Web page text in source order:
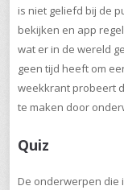
is niet geliefd bij de
bekijken en app
wat er in de wereld
geen tijd heeft om
weekkrant probeert
te maken door
Quiz
De onderwerpen die